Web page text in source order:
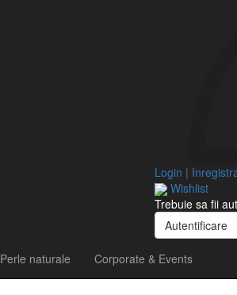
Login |
Wishlist
Trebuie sa fii
Autentificare
Perle naturale Corporate & Events